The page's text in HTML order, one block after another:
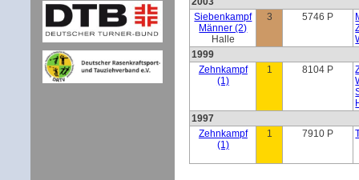
Siebenkampf
Männer (2)
Halle
3 5746 P
1999
Zehnkampf
(1)
1 8104 P
1997
Zehnkampf
(1)
1 7910 P